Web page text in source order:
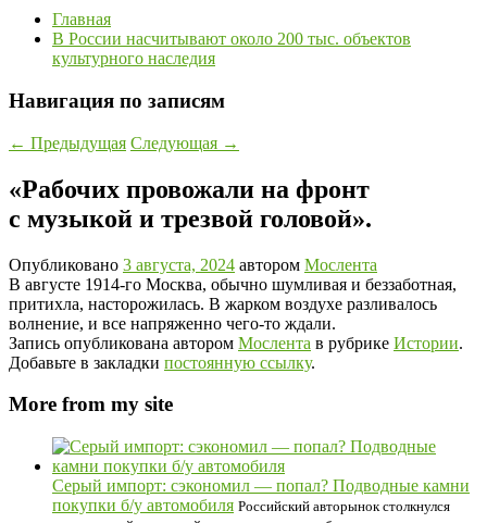
Главная
В России насчитывают около 200 тыс. объектов
культурного наследия
Навигация по записям
← Предыдущая Следующая →
«Рабочих провожали на фронт
с музыкой и трезвой головой».
Опубликовано 3 августа, 2024 автором Мослента
В августе 1914-го Москва, обычно шумливая и беззаботная,
притихла, насторожилась. В жарком воздухе разливалось
волнение, и все напряженно чего-то ждали.
Запись опубликована автором Мослента в рубрике Истории.
Добавьте в закладки постоянную ссылку.
More from my site
Серый импорт: сэкономил — попал? Подводные камни
покупки б/у автомобиля Российский авторынок столкнулся